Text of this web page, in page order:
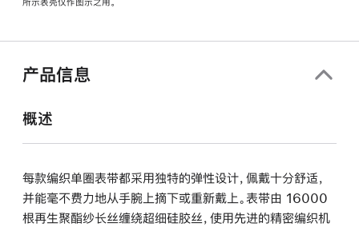
中
所示表壳仅作图示之用。
产品信息
概述
每款编织单圈表带都采用独特的弹性设计，佩戴十分舒适，
并能毫不费力地从手腕上摘下或重新戴上。表带由 16000
根再生聚酯纱长丝缠绕超细硅胶丝，使用先进的精密编织机